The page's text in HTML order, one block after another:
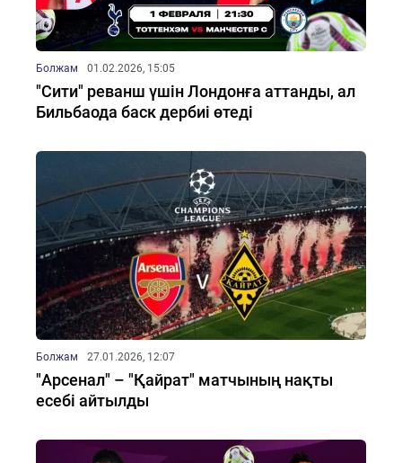
Болжам 01.02.2026, 15:05
"Сити" реванш үшін Лондонға аттанды, ал
Бильбаода баск дербиі өтеді
Болжам 27.01.2026, 12:07
"Арсенал" – "Қайрат" матчының нақты
есебі айтылды